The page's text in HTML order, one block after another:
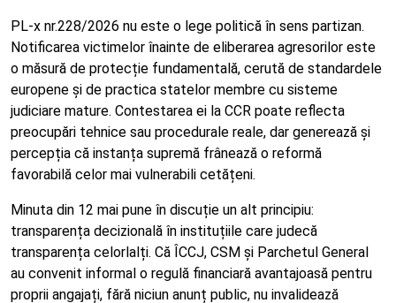
PL-x nr.228/2026 nu este o lege politică în sens partizan.
Notificarea victimelor înainte de eliberarea agresorilor este
o măsură de protecție fundamentală, cerută de standardele
europene și de practica statelor membre cu sisteme
judiciare mature. Contestarea ei la CCR poate reflecta
preocupări tehnice sau procedurale reale, dar generează și
percepția că instanța supremă frânează o reformă
favorabilă celor mai vulnerabili cetățeni.
Minuta din 12 mai pune în discuție un alt principiu:
transparența decizională în instituțiile care judecă
transparența celorlalți. Că ÎCCJ, CSM și Parchetul General
au convenit informal o regulă financiară avantajoasă pentru
proprii angajați, fără niciun anunț public, nu invalidează